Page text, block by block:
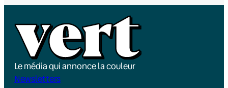
Le média qui annonce la couleur
Newsletters